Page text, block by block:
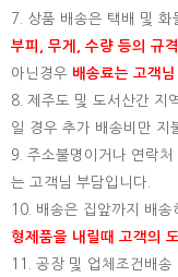
7. 상품 배송은 택배 및 화
부피, 무게, 수량 등의 규
아닌경우 배송료는 고객
8. 제주도 및 도서산간 지
일 경우 추가 배송비만 지
9. 주소불명이거나 연락
는 고객님 부담입니다.
10. 배송은 집앞까지 배
형제품을 내릴때 고객의
11. 공장 및 업체조건배